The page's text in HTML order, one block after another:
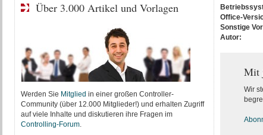
Office-
Sonstige
Autor:
Mit
Wir
Über 3.000 Artikel und Vorlagen
Werden Sie Mitglied in einer großen Controller-
Community (über 12.000 Mitglieder!) und erhalten Zugriff
auf viele Inhalte und diskutieren ihre Fragen im
Controlling-Forum.